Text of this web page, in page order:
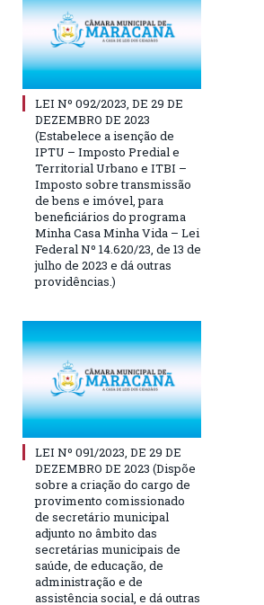
LEI Nº 092/2023, DE 29 DE
DEZEMBRO DE 2023
(Estabelece a isenção de
IPTU – Imposto Predial e
Territorial Urbano e ITBI –
Imposto sobre transmissão
de bens e imóvel, para
beneficiários do programa
Minha Casa Minha Vida – Lei
Federal Nº 14.620/23, de 13 de
julho de 2023 e dá outras
providências.)
LEI Nº 091/2023, DE 29 DE
DEZEMBRO DE 2023 (Dispõe
sobre a criação do cargo de
provimento comissionado
de secretário municipal
adjunto no âmbito das
secretárias municipais de
saúde, de educação, de
administração e de
assistência social, e dá outras